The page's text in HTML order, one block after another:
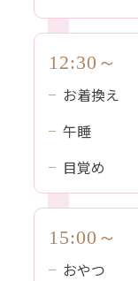
12:30～
お着換え
午睡
目覚め
15:00～
おやつ